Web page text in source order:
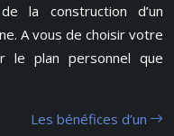
la construction d’un
A vous de choisir votre
le plan personnel que
Les bénéfices d’un